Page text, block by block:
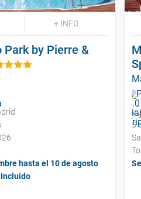
+ INFO
Park by Pierre &
hasta el 10 de agosto
5